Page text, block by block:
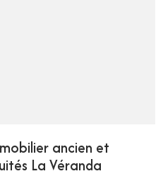
ancien et
La Véranda